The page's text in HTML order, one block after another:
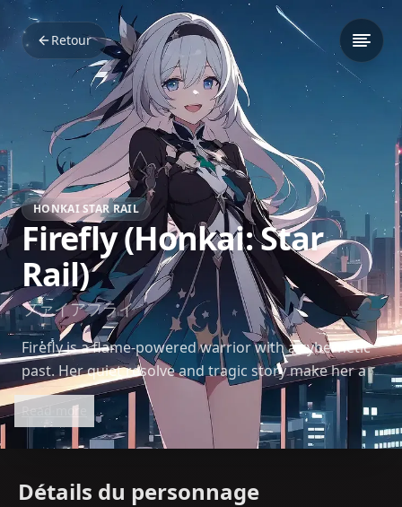
Retour
HONKAI STAR RAIL
Firefly (Honkai: Star
Rail)
ファイアフライ
Firefly is a flame-powered warrior with a cybernetic
past. Her quiet resolve and tragic story make her a
symbol of resistance and inner strength in *Honkai:
Star Rail*.
Read more
Détails du personnage